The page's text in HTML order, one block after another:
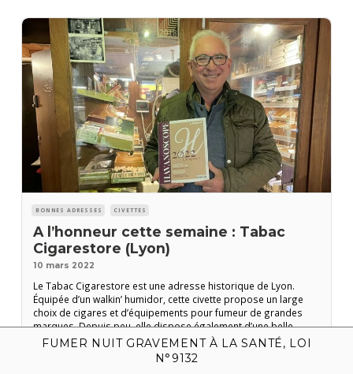
BONNES ADRESSES CIVETTES
A l’honneur cette semaine : Tabac
Cigarestore (Lyon)
10 mars 2022
Le Tabac Cigarestore est une adresse historique de Lyon.
Équipée d’un walkin’ humidor, cette civette propose un large
choix de cigares et d’équipements pour fumeur de grandes
marques. Depuis peu, elle dispose également d’une belle
sélection de spiritueux pour agrémenter vos dégustions. Le
patron Claude Gabet, est bien connu des clubs d’amateurs
lyonnais et est toujours de bon conseil. Vous
LIRE LA SUITE
FUMER NUIT GRAVEMENT À LA SANTÉ, LOI
N°9132